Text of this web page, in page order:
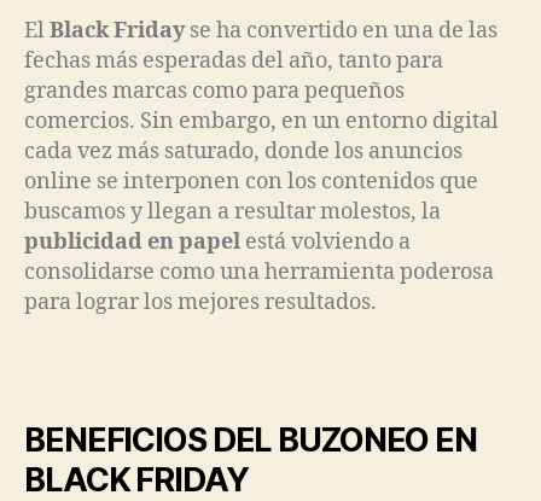
ElBlack Fridayse ha convertido en una de las
fechas más esperadas del año, tanto para
grandes marcas como para pequeños
comercios. Sin embargo, en un entorno digital
cada vez más saturado, donde los anuncios
online se interponen con los contenidos que
buscamos y llegan a resultar molestos, la
publicidad en papel está volviendo a
consolidarse como una herramienta poderosa
para lograr los mejores resultados.
BENEFICIOS DEL BUZONEO EN
BLACK FRIDAY